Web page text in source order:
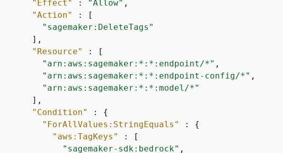
"Effect"
: "Allow" ,
"Action"
: [
"sagemaker:DeleteTags"
      ],
"Resource"
: [
"arn:aws:sagemaker:*:*:endpoint/*" ,
"arn:aws:sagemaker:*:*:endpoint-config/*" ,
"arn:aws:sagemaker:*:*:model/*"
      ],
"Condition"
: {
"ForAllValues:StringEquals"
: {
"aws:TagKeys"
: [
"sagemaker-sdk:bedrock" ,